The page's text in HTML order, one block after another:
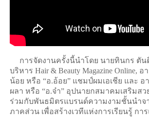
การจัดงานครั้งนี้นำโดย นายทินกร ตัน
บริหาร Hair & Beauty Magazine Online,
น้อย หรือ “อ.อ้อย” แชมป์ผมเอเชีย และ อ
ผลา หรือ “อ.จ๋า” อุปนายกสมาคมเสริมสว
ร่วมกับพันธมิตรแบรนด์ความงามชั้นนำจ
ภาคส่วน เพื่อสร้างเวทีแห่งการเรียนรู้ กา